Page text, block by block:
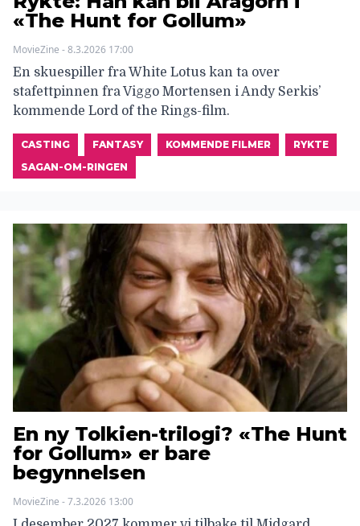
«The Hunt for Gollum»
MovieZine - 8.3.2026 17:00
En skuespiller fra White Lotus kan ta over
stafettpinnen fra Viggo Mortensen i Andy Serkis’
kommende Lord of the Rings-film.
CASTING FANTASY KOMMENDE FILMER
RYKTE
SAGAN-OM-RINGEN
En ny Tolkien-trilogi? «The Hunt
for Gollum» er bare
begynnelsen
MovieZine - 7.3.2026 13:00